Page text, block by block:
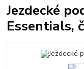
Jezdecké
Essentials,